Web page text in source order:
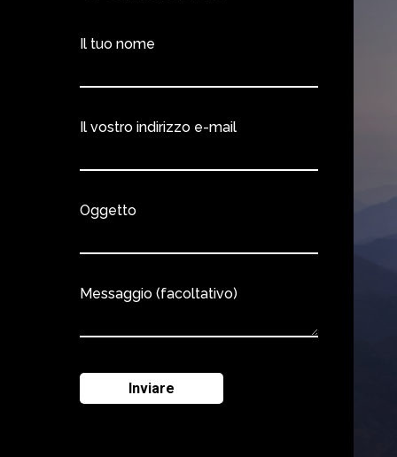
Il tuo nome
Il vostro indirizzo e-mail
Oggetto
Messaggio (facoltativo)